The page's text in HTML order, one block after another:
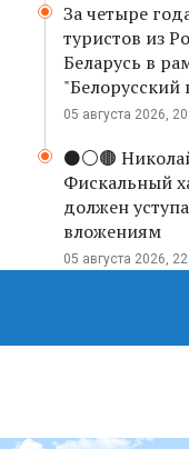
За четыре
туристов из
Беларусь в
"Белорусский
05 августа 2026,
⚫️⚪️🟤
Фискальный
должен
вложениям
05 августа 2026,